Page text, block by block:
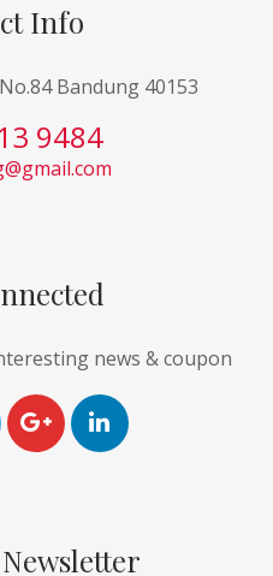
Info
Bandung 40153
9484
news & coupon